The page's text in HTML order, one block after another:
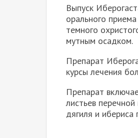
Выпуск
орального
темного
мутным осадком.
Препарат
курсы лечения
Препарат
листьев
дягиля и ибериса